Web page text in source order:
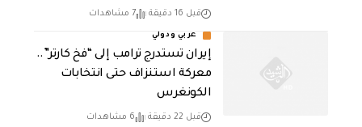
قبل 16 دقيقة 7 مشاهدات
عربي ودولي
إيران تستدرج ترامب إلى “فخ كارتر”..
معركة استنزاف حتى انتخابات
الكونغرس
قبل 22 دقيقة 6 مشاهدات